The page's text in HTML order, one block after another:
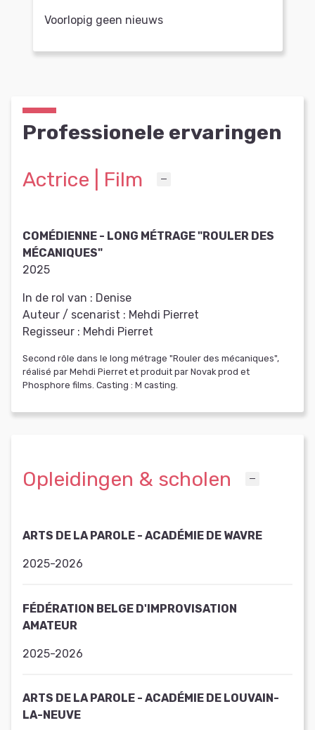
Voorlopig geen nieuws
Professionele ervaringen
Actrice | Film
COMÉDIENNE - LONG MÉTRAGE "ROULER DES
MÉCANIQUES"
2025
In de rol van : Denise
Auteur / scenarist : Mehdi Pierret
Regisseur : Mehdi Pierret
Second rôle dans le long métrage "Rouler des mécaniques",
réalisé par Mehdi Pierret et produit par Novak prod et
Phosphore films. Casting : M casting.
Opleidingen & scholen
ARTS DE LA PAROLE - ACADÉMIE DE WAVRE
2025-2026
FÉDÉRATION BELGE D'IMPROVISATION
AMATEUR
2025-2026
ARTS DE LA PAROLE - ACADÉMIE DE LOUVAIN-
LA-NEUVE